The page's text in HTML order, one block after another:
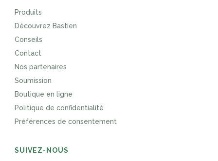
Produits
Découvrez Bastien
Conseils
Contact
Nos partenaires
Soumission
Boutique en ligne
Politique de confidentialité
Préférences de consentement
SUIVEZ-NOUS